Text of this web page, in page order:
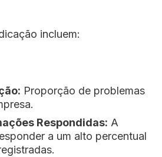
incluem:
Proporção de problemas
Respondidas: A
a um alto percentual